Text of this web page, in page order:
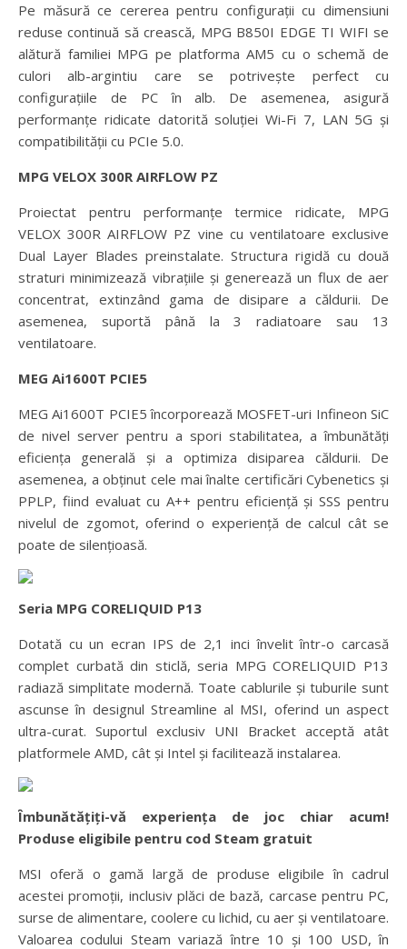
Pe măsură ce cererea pentru configurații cu dimensiuni
reduse continuă să crească, MPG B850I EDGE TI WIFI se
alătură familiei MPG pe platforma AM5 cu o schemă de
culori alb-argintiu care se potrivește perfect cu
configurațiile de PC în alb. De asemenea, asigură
performanțe ridicate datorită soluției Wi-Fi 7, LAN 5G și
compatibilității cu PCIe 5.0.
MPG VELOX 300R AIRFLOW PZ
Proiectat pentru performanțe termice ridicate, MPG
VELOX 300R AIRFLOW PZ vine cu ventilatoare exclusive
Dual Layer Blades preinstalate. Structura rigidă cu două
straturi minimizează vibrațiile și generează un flux de aer
concentrat, extinzând gama de disipare a căldurii. De
asemenea, suportă până la 3 radiatoare sau 13
ventilatoare.
MEG Ai1600T PCIE5
MEG Ai1600T PCIE5 încorporează MOSFET-uri Infineon SiC
de nivel server pentru a spori stabilitatea, a îmbunătăți
eficiența generală și a optimiza disiparea căldurii. De
asemenea, a obținut cele mai înalte certificări Cybenetics și
PPLP, fiind evaluat cu A++ pentru eficiență și SSS pentru
nivelul de zgomot, oferind o experiență de calcul cât se
poate de silențioasă.
Seria MPG CORELIQUID P13
Dotată cu un ecran IPS de 2,1 inci învelit într-o carcasă
complet curbată din sticlă, seria MPG CORELIQUID P13
radiază simplitate modernă. Toate cablurile și tuburile sunt
ascunse în designul Streamline al MSI, oferind un aspect
ultra-curat. Suportul exclusiv UNI Bracket acceptă atât
platformele AMD, cât și Intel și facilitează instalarea.
Îmbunătățiți-vă experiența de joc chiar acum!
Produse eligibile pentru cod Steam gratuit
MSI oferă o gamă largă de produse eligibile în cadrul
acestei promoții, inclusiv plăci de bază, carcase pentru PC,
surse de alimentare, coolere cu lichid, cu aer și ventilatoare.
Valoarea codului Steam variază între 10 și 100 USD, în